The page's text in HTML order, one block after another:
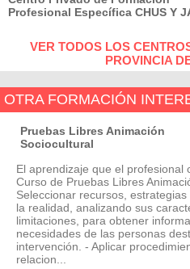
Profesional Específica CHUS Y
VER TODOS LOS
PROVINCIA
OTRA FORMACIÓN
Pruebas Libres Animación
Sociocultural
El aprendizaje que el profesional
Curso de Pruebas Libres
Seleccionar recursos,
la realidad, analizando sus
limitaciones, para obtener
necesidades de las personas
intervención. - Aplicar
relacion...